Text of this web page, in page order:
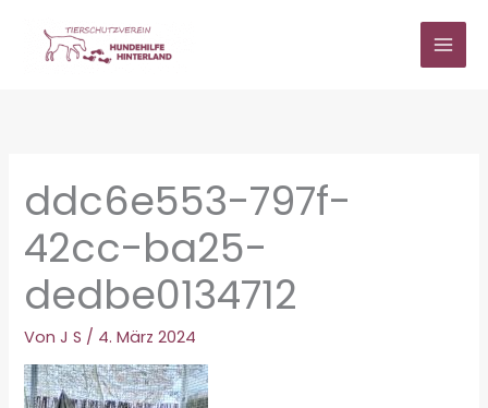
springen
ddc6e553-797f-
42cc-ba25-
dedbe0134712
VonJ S / 4. März 2024